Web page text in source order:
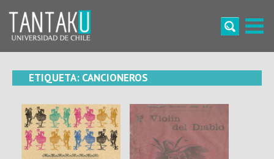
content
ETIQUETA: CANCIONEROS